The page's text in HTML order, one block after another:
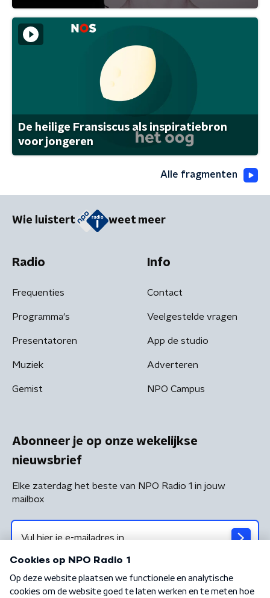
De heilige Fransiscus als inspiratiebron
voor jongeren
Alle fragmenten
Wie luistert weet meer
Radio
Frequenties
Programma's
Presentatoren
Muziek
Gemist
Info
Contact
Veelgestelde vragen
App de studio
Adverteren
NPO Campus
Abonneer je op onze wekelijkse
nieuwsbrief
Elke zaterdag het beste van NPO Radio 1 in jouw
mailbox